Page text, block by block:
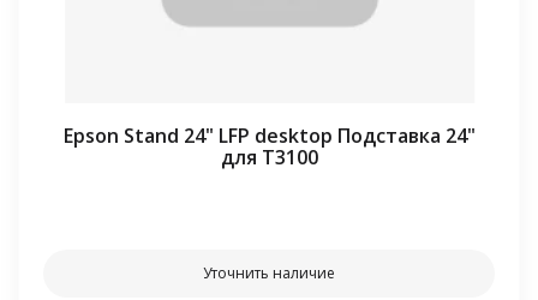
Epson Stand 24" LFP desktop Подставка 24"
для T3100
Уточнить наличие